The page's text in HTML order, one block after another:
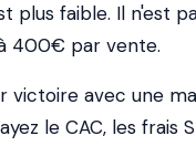
plus faible. Il n'est
400€ par vente.
victoire avec une
le CAC, les frais